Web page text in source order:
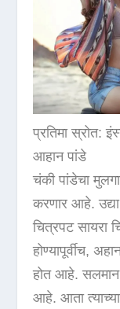
प्रतिमा स्रोत:
आहान पांडे
चंकी पांडेचा
करणार आहे.
चित्रपट सायरा
होण्यापूर्वीच,
होत आहे. सलमान
आहे. आता त्याच्या